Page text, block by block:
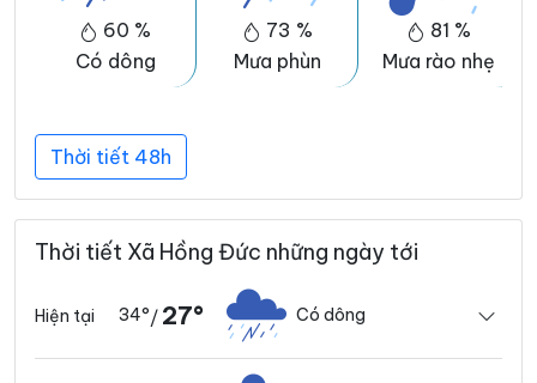
60 %
Có dông
73 %
Mưa phùn
81 %
Mưa rào nhẹ
Thời tiết 48h
Thời tiết Xã Hồng Đức những ngày tới
Hiện tại 34°/ 27° Có dông